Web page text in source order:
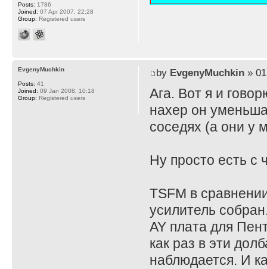
Posts: 1786
Joined: 07 Apr 2007, 22:28
Group: Registered users
by EvgenyMuchkin» 01
Ага. Вот я и
нахер он
соседях (а они у
Ну просто есть с
TSFM в
усилитель
AY плата для
как раз в эти
наблюдается. И
EvgenyMuchkin
Posts: 41
Joined: 09 Jan 2008, 10:18
Group: Registered users